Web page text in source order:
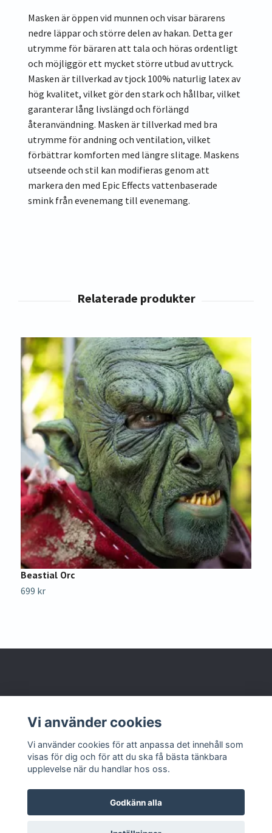
Masken är öppen vid munnen och visar bärarens
nedre läppar och större delen av hakan. Detta ger
utrymme för bäraren att tala och höras ordentligt
och möjliggör ett mycket större utbud av uttryck.
Masken är tillverkad av tjock 100% naturlig latex av
hög kvalitet, vilket gör den stark och hållbar, vilket
garanterar lång livslängd och förlängd
återanvändning. Masken är tillverkad med bra
utrymme för andning och ventilation, vilket
förbättrar komforten med längre slitage. Maskens
utseende och stil kan modifieras genom att
markera den med Epic Effects vattenbaserade
smink från evenemang till evenemang.
Beastial Orc
699 kr
Kontakta oss
© 2026 LajvshopPowered by Quickbutik
Vi använder cookies
Vi använder cookies för att anpassa det innehåll som
visas för dig och för att du ska få bästa tänkbara
upplevelse när du handlar hos oss.
Godkänn alla